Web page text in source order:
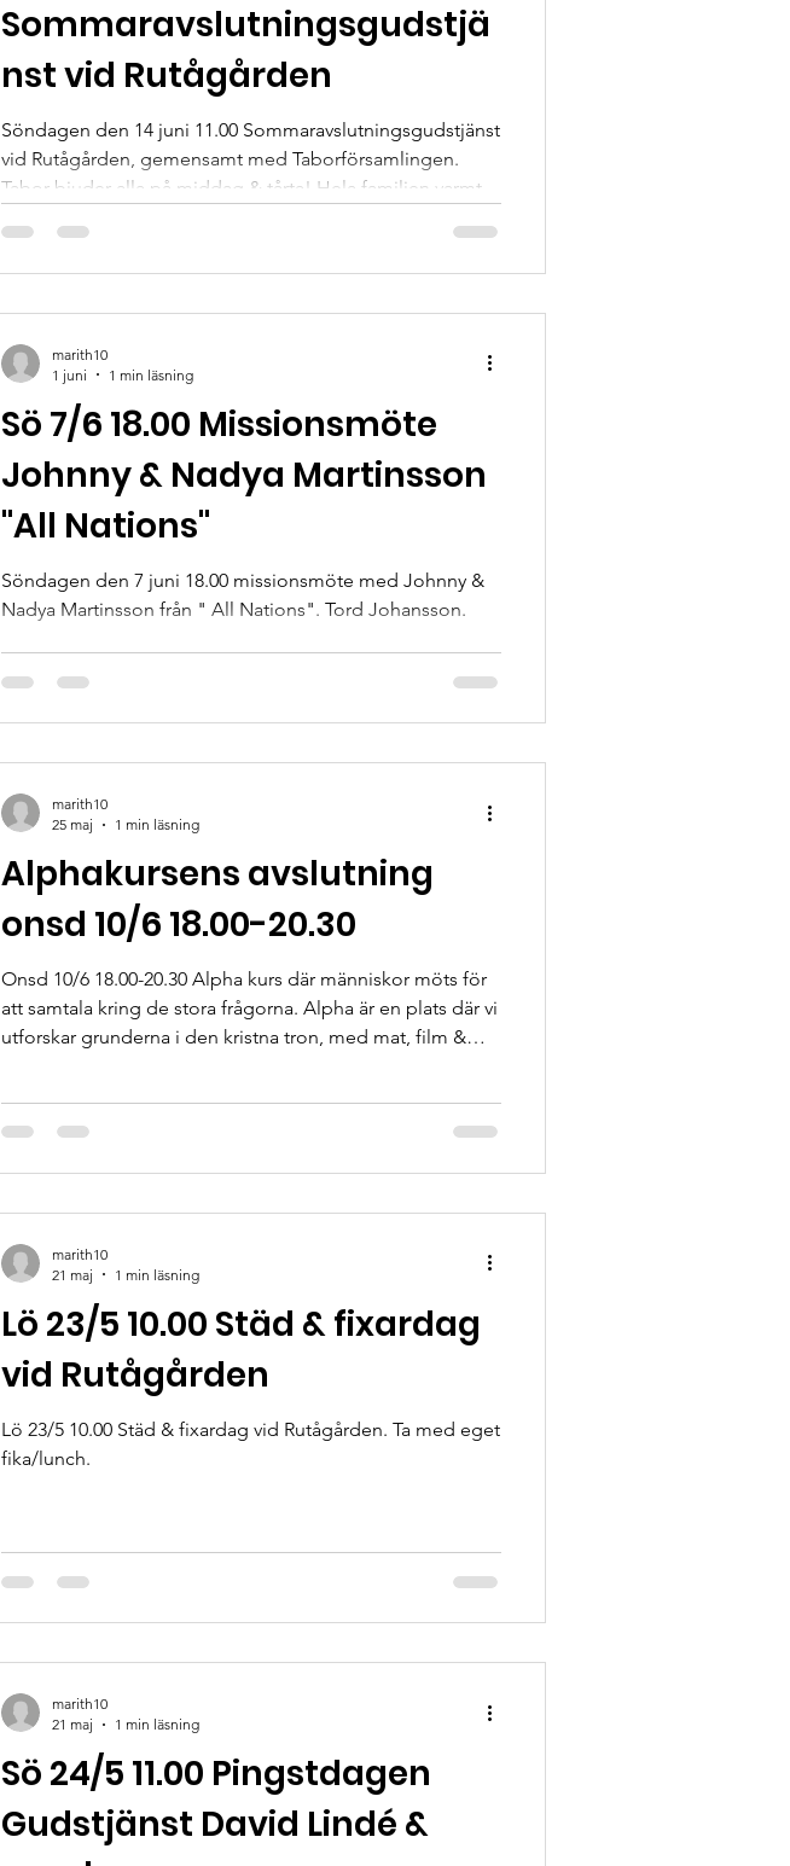
Sommaravslutningsgudstjä
nst vid Rutågården
Söndagen den 14 juni 11.00 Sommaravslutningsgudstjänst
vid Rutågården, gemensamt med Taborförsamlingen.
Tabor bjuder alla på middag & tårta! Hela familjen varmt
Sö 7/6 18.00 Missionsmöte
Johnny & Nadya Martinsson
"All Nations"
Söndagen den 7 juni 18.00 missionsmöte med Johnny &
Nadya Martinsson från " All Nations". Tord Johansson.
marith10
1 juni
1 min läsning
Alphakursens avslutning
onsd 10/6 18.00-20.30
Onsd 10/6 18.00-20.30 Alpha kurs där människor möts för
att samtala kring de stora frågorna. Alpha är en plats där vi
utforskar grunderna i den kristna tron, med mat, film &
att skapa samtal. När: Onsdag 10/6 kl 18.00-20.30. Var :
Helena Hur: Anmälan till Helena Hedström per mail
alpha.myrbacka@gmail
marith10
25 maj
1 min läsning
Lö 23/5 10.00 Städ & fixardag
vid Rutågården
Lö 23/5 10.00 Städ & fixardag vid Rutågården. Ta med eget
fika/lunch.
marith10
21 maj
1 min läsning
Sö 24/5 11.00 Pingstdagen
Gudstjänst David Lindé &
marith10
21 maj
1 min läsning